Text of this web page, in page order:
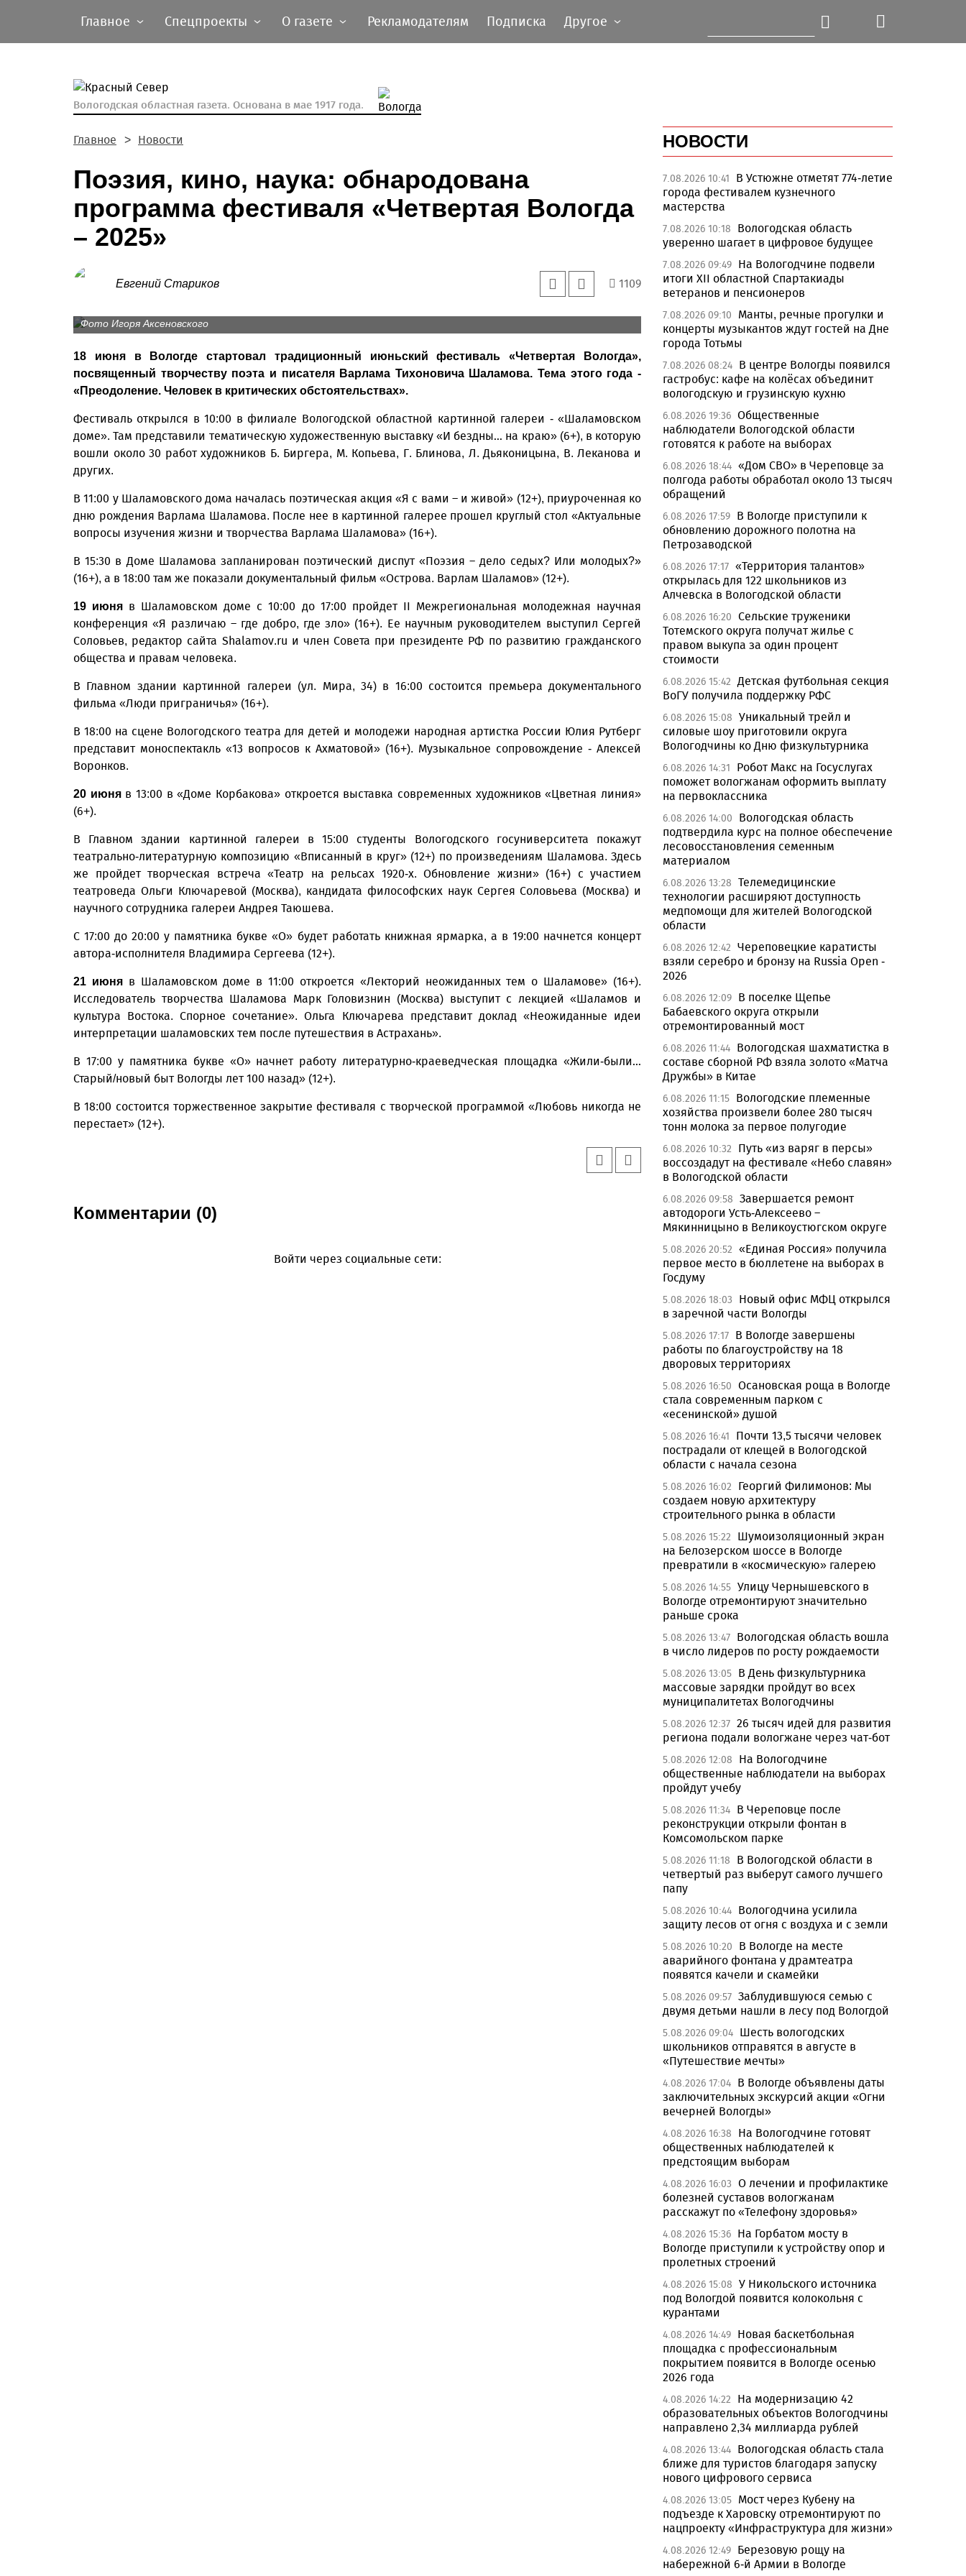
Главное Спецпроекты О газете Рекламодателям Подписка Другое
Вологодская областная газета. Основана в мае 1917 года.
Главное Новости
Поэзия, кино, наука: обнародована
программа фестиваля «Четвертая Вологда
– 2025»
Евгений Стариков 1109
Фото Игоря Аксеновского
18 июня в Вологде стартовал традиционный июньский фестиваль «Четвертая Вологда»,
посвященный творчеству поэта и писателя Варлама Тихоновича Шаламова. Тема этого года -
«Преодоление. Человек в критических обстоятельствах».
Фестиваль открылся в 10:00 в филиале Вологодской областной картинной галереи - «Шаламовском
доме». Там представили тематическую художественную выставку «И бездны… на краю» (6+), в которую
вошли около 30 работ художников Б. Биргера, М. Копьева, Г. Блинова, Л. Дьяконицына, В. Леканова и
других.
В 11:00 у Шаламовского дома началась поэтическая акция «Я с вами – и живой» (12+), приуроченная ко
дню рождения Варлама Шаламова. После нее в картинной галерее прошел круглый стол «Актуальные
вопросы изучения жизни и творчества Варлама Шаламова» (16+).
В 15:30 в Доме Шаламова запланирован поэтический диспут «Поэзия – дело седых? Или молодых?»
(16+), а в 18:00 там же показали документальный фильм «Острова. Варлам Шаламов» (12+).
19 июня в Шаламовском доме с 10:00 до 17:00 пройдет II Межрегиональная молодежная научная
конференция «Я различаю – где добро, где зло» (16+). Ее научным руководителем выступил Сергей
Соловьев, редактор сайта Shalamov.ru и член Совета при президенте РФ по развитию гражданского
общества и правам человека.
В Главном здании картинной галереи (ул. Мира, 34) в 16:00 состоится премьера документального
фильма «Люди приграничья» (16+).
В 18:00 на сцене Вологодского театра для детей и молодежи народная артистка России Юлия Рутберг
представит моноспектакль «13 вопросов к Ахматовой» (16+). Музыкальное сопровождение - Алексей
Воронков.
20 июняв 13:00 в «Доме Корбакова» откроется выставка современных художников «Цветная линия»
(6+).
В Главном здании картинной галереи в 15:00 студенты Вологодского госуниверситета покажут
театрально-литературную композицию «Вписанный в круг» (12+) по произведениям Шаламова. Здесь
же пройдет творческая встреча «Театр на рельсах 1920-х. Обновление жизни» (16+) с участием
театроведа Ольги Ключаревой (Москва), кандидата философских наук Сергея Соловьева (Москва) и
научного сотрудника галереи Андрея Таюшева.
С 17:00 до 20:00 у памятника букве «О» будет работать книжная ярмарка, а в 19:00 начнется концерт
автора-исполнителя Владимира Сергеева (12+).
21 июняв Шаламовском доме в 11:00 откроется «Лекторий неожиданных тем о Шаламове» (16+).
Исследователь творчества Шаламова Марк Головизнин (Москва) выступит с лекцией «Шаламов и
культура Востока. Спорное сочетание». Ольга Ключарева представит доклад «Неожиданные идеи
интерпретации шаламовских тем после путешествия в Астрахань».
В 17:00 у памятника букве «О» начнет работу литературно-краеведческая площадка «Жили-были…
Старый/новый быт Вологды лет 100 назад» (12+).
В 18:00 состоится торжественное закрытие фестиваля с творческой программой «Любовь никогда не
перестает» (12+).
Комментарии (0)
Войти через социальные сети:
НОВОСТИ
7.08.2026 10:41
В Устюжне отметят 774-летие
города фестивалем кузнечного
мастерства
7.08.2026 10:18
Вологодская область
уверенно шагает в цифровое будущее
7.08.2026 09:49 На Вологодчине подвели
итоги XII областной Спартакиады
ветеранов и пенсионеров
7.08.2026 09:10
Манты, речные прогулки и
концерты музыкантов ждут гостей на Дне
города Тотьмы
7.08.2026 08:24 В центре Вологды появился
гастробус: кафе на колёсах объединит
вологодскую и грузинскую кухню
6.08.2026 19:36 Общественные
наблюдатели Вологодской области
готовятся к работе на выборах
6.08.2026 18:44 «Дом СВО» в Череповце за
полгода работы обработал около 13 тысяч
обращений
6.08.2026 17:59 В Вологде приступили к
обновлению дорожного полотна на
Петрозаводской
6.08.2026 17:17 «Территория талантов»
открылась для 122 школьников из
Алчевска в Вологодской области
6.08.2026 16:20 Сельские труженики
Тотемского округа получат жилье с
правом выкупа за один процент
стоимости
6.08.2026 15:42 Детская футбольная секция
ВоГУ получила поддержку РФС
6.08.2026 15:08 Уникальный трейл и
силовые шоу приготовили округа
Вологодчины ко Дню физкультурника
6.08.2026 14:31
Робот Макс на Госуслугах
поможет вологжанам оформить выплату
на первоклассника
6.08.2026 14:00
Вологодская область
подтвердила курс на полное обеспечение
лесовосстановления семенным
материалом
6.08.2026 13:28 Телемедицинские
технологии расширяют доступность
медпомощи для жителей Вологодской
области
6.08.2026 12:42 Череповецкие каратисты
взяли серебро и бронзу на Russia Open -
2026
6.08.2026 12:09 В поселке Щепье
Бабаевского округа открыли
отремонтированный мост
6.08.2026 11:44 Вологодская шахматистка в
составе сборной РФ взяла золото «Матча
Дружбы» в Китае
6.08.2026 11:15 Вологодские племенные
хозяйства произвели более 280 тысяч
тонн молока за первое полугодие
6.08.2026 10:32
Путь «из варяг в персы»
воссоздадут на фестивале «Небо славян»
в Вологодской области
6.08.2026 09:58 Завершается ремонт
автодороги Усть-Алексеево –
Мякинницыно в Великоустюгском округе
5.08.2026 20:52 «Единая Россия» получила
первое место в бюллетене на выборах в
Госдуму
5.08.2026 18:03
Новый офис МФЦ открылся
в заречной части Вологды
5.08.2026 17:17 В Вологде завершены
работы по благоустройству на 18
дворовых территориях
5.08.2026 16:50 Осановская роща в Вологде
стала современным парком с
«есенинской» душой
5.08.2026 16:41
Почти 13,5 тысячи человек
пострадали от клещей в Вологодской
области с начала сезона
5.08.2026 16:02
Георгий Филимонов: Мы
создаем новую архитектуру
строительного рынка в области
5.08.2026 15:22
Шумоизоляционный экран
на Белозерском шоссе в Вологде
превратили в «космическую» галерею
5.08.2026 14:55 Улицу Чернышевского в
Вологде отремонтируют значительно
раньше срока
5.08.2026 13:47 Вологодская область вошла
в число лидеров по росту рождаемости
5.08.2026 13:05 В День физкультурника
массовые зарядки пройдут во всех
муниципалитетах Вологодчины
5.08.2026 12:37 26 тысяч идей для развития
региона подали вологжане через чат-бот
5.08.2026 12:08
На Вологодчине
общественные наблюдатели на выборах
пройдут учебу
5.08.2026 11:34 В Череповце после
реконструкции открыли фонтан в
Комсомольском парке
5.08.2026 11:18
В Вологодской области в
четвертый раз выберут самого лучшего
папу
5.08.2026 10:44 Вологодчина усилила
защиту лесов от огня с воздуха и с земли
5.08.2026 10:20
В Вологде на месте
аварийного фонтана у драмтеатра
появятся качели и скамейки
5.08.2026 09:57 Заблудившуюся семью с
двумя детьми нашли в лесу под Вологдой
5.08.2026 09:04 Шесть вологодских
школьников отправятся в августе в
«Путешествие мечты»
4.08.2026 17:04 В Вологде объявлены даты
заключительных экскурсий акции «Огни
вечерней Вологды»
4.08.2026 16:38
На Вологодчине готовят
общественных наблюдателей к
предстоящим выборам
4.08.2026 16:03 О лечении и профилактике
болезней суставов вологжанам
расскажут по «Телефону здоровья»
4.08.2026 15:36 На Горбатом мосту в
Вологде приступили к устройству опор и
пролетных строений
4.08.2026 15:08 У Никольского источника
под Вологдой появится колокольня с
курантами
4.08.2026 14:49 Новая баскетбольная
площадка с профессиональным
покрытием появится в Вологде осенью
2026 года
4.08.2026 14:22
На модернизацию 42
образовательных объектов Вологодчины
направлено 2,34 миллиарда рублей
4.08.2026 13:44 Вологодская область стала
ближе для туристов благодаря запуску
нового цифрового сервиса
4.08.2026 13:05 Мост через Кубену на
подъезде к Харовску отремонтируют по
нацпроекту «Инфраструктура для жизни»
4.08.2026 12:49 Березовую рощу на
набережной 6-й Армии в Вологде